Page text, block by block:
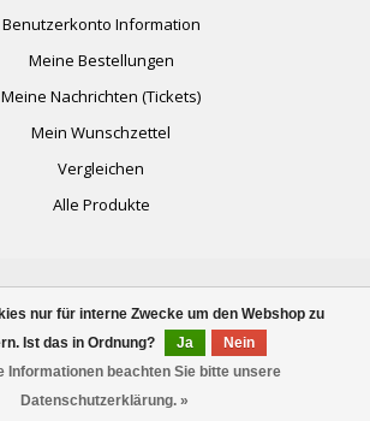
nur für interne Zwecke um den Webshop zu
Ist das in Ordnung?
Ja
Nein
Informationen beachten Sie bitte unsere
Datenschutzerklärung. »
Benutzerkonto Information
Meine Bestellungen
Meine Nachrichten (Tickets)
Mein Wunschzettel
Vergleichen
Alle Produkte
2026 plug+automate.swiss